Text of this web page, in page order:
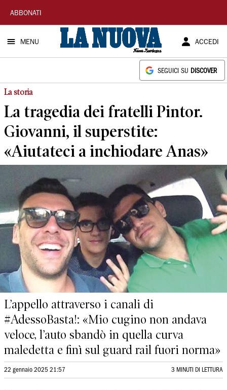
La
Nuova
Sardegna
ABBONATI
MENU ACCEDI
SEGUICI SU DISCOVER
La storia
La tragedia dei fratelli Pintor.
Giovanni, il superstite:
«Aiutateci a inchiodare Anas»
L’appello attraverso i canali di
#AdessoBasta!: «Mio cugino non andava
veloce, l’auto sbandò in quella curva
maledetta e finì sul guard rail fuori norma»
22 gennaio 2025 21:57 3 MINUTI DI LETTURA